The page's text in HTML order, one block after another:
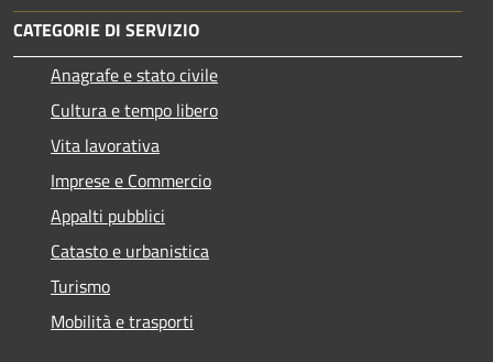
CATEGORIE DI SERVIZIO
Anagrafe e stato civile
Cultura e tempo libero
Vita lavorativa
Imprese e Commercio
Appalti pubblici
Catasto e urbanistica
Turismo
Mobilità e trasporti